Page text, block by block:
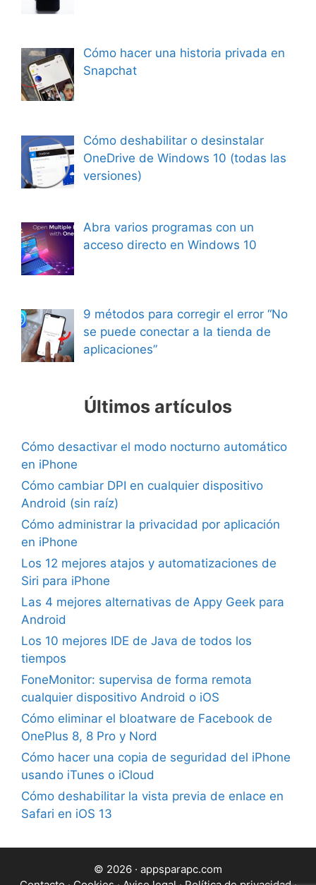
Cómo hacer una historia privada en
Snapchat
Cómo deshabilitar o desinstalar
OneDrive de Windows 10 (todas las
versiones)
Abra varios programas con un
acceso directo en Windows 10
9 métodos para corregir el error “No
se puede conectar a la tienda de
aplicaciones”
Últimos artículos
Cómo desactivar el modo nocturno automático
en iPhone
Cómo cambiar DPI en cualquier dispositivo
Android (sin raíz)
Cómo administrar la privacidad por aplicación
en iPhone
Los 12 mejores atajos y automatizaciones de
Siri para iPhone
Las 4 mejores alternativas de Appy Geek para
Android
Los 10 mejores IDE de Java de todos los
tiempos
FoneMonitor: supervisa de forma remota
cualquier dispositivo Android o iOS
Cómo eliminar el bloatware de Facebook de
OnePlus 8, 8 Pro y Nord
Cómo hacer una copia de seguridad del iPhone
usando iTunes o iCloud
Cómo deshabilitar la vista previa de enlace en
Safari en iOS 13
© 2026 · appsparapc.com